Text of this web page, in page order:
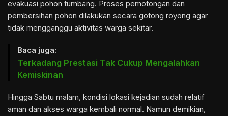
evakuasi pohon tumbang. Proses pemotongan dan
pembersihan pohon dilakukan secara gotong royong agar
tidak mengganggu aktivitas warga sekitar.
Baca juga:
Terkadang Prestasi Tak Cukup Mengalahkan
Kemiskinan
Hingga Sabtu malam, kondisi lokasi kejadian sudah relatif
aman dan akses warga kembali normal. Namun demikian,